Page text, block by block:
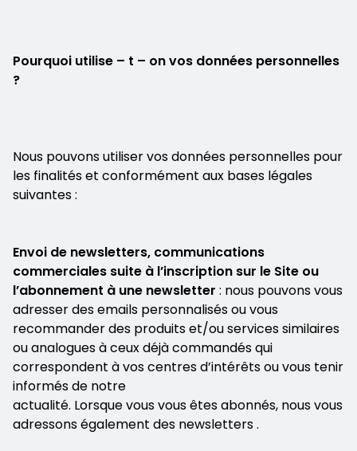
Pourquoi utilise – t – on vos données personnelles
?
Nous pouvons utiliser vos données personnelles pour
les finalités et conformément aux bases légales
suivantes :
Envoi de newsletters, communications
commerciales suite à l’inscription sur le Site ou
l’abonnement à une newsletter : nous pouvons vous
adresser des emails personnalisés ou vous
recommander des produits et/ou services similaires
ou analogues à ceux déjà commandés qui
correspondent à vos centres d’intérêts ou vous tenir
informés de notre
actualité. Lorsque vous vous êtes abonnés, nous vous
adressons également des newsletters .